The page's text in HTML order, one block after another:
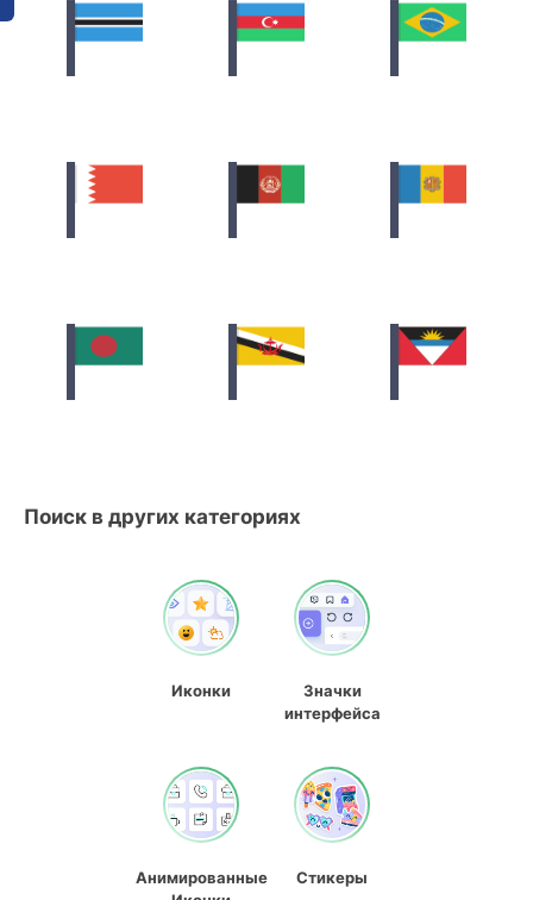
Поиск в других категориях
Иконки
Значки
интерфейса
Анимированные
Стикеры